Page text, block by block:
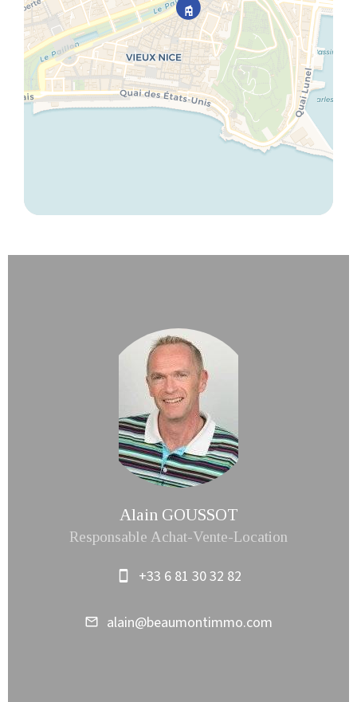
Alain GOUSSOT
Responsable Achat-Vente-Location
+33 6 81 30 32 82
alain@beaumontimmo.com